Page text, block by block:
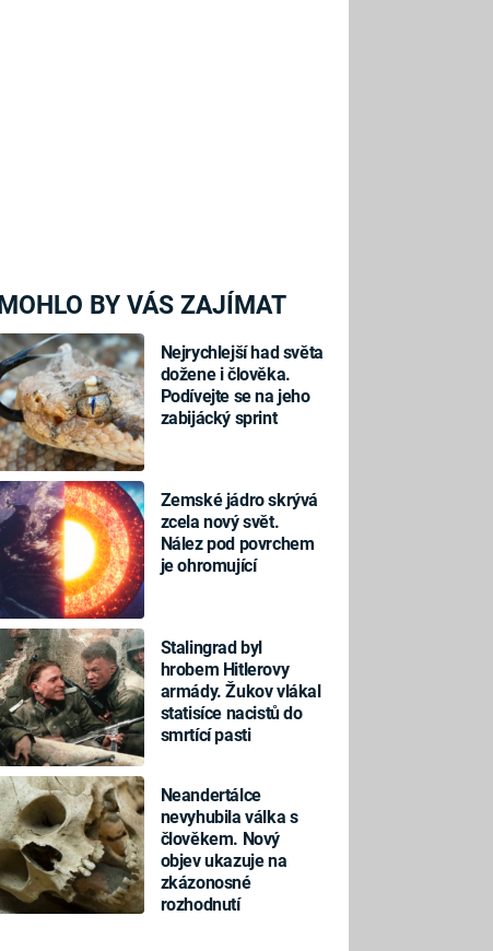
MOHLO BY VÁS ZAJÍMAT
Nejrychlejší had světa
dožene i člověka.
Podívejte se na jeho
zabijácký sprint
Zemské jádro skrývá
zcela nový svět.
Nález pod povrchem
je ohromující
Stalingrad byl
hrobem Hitlerovy
armády. Žukov vlákal
statisíce nacistů do
smrtící pasti
Neandertálce
nevyhubila válka s
člověkem. Nový
objev ukazuje na
zkázonosné
rozhodnutí